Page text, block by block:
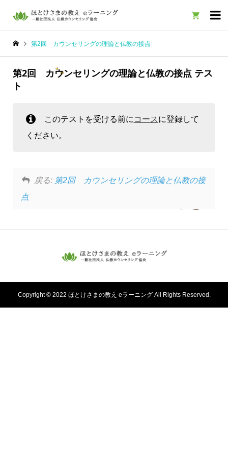

第2回 カウンセリングの理論と仏教の接点
第2回 カウンセリングの理論と仏教の接点 テス
ト
このテストを受ける前に コース に登録して
ください。
戻る: 第2回 カウンセリングの理論と仏教の接
点
Copyright © 2022 ほとけさまの教え eラーニング All Rights Reserved.